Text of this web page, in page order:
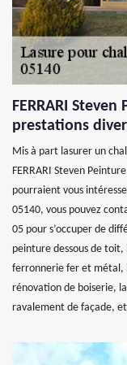
FERRARI
prestations
Mis à part lasurer un
FERRARI Steven
pourraient vous
05140, vous pouvez
05 pour s’occuper de
peinture dessous de
ferronnerie fer et métal,
rénovation de boiserie,
ravalement de façade,